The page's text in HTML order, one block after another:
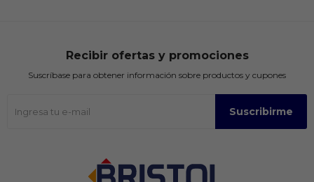
Recibir ofertas y promociones
Suscríbase para obtener información sobre productos y cupones
Suscribirme